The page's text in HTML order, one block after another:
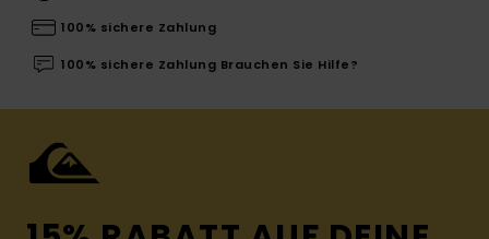
100% sichere Zahlung
100% sichere Zahlung Brauchen Sie Hilfe?